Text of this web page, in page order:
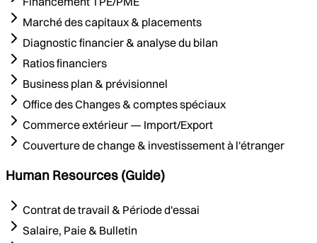
Marché des capitaux & placements
Diagnostic financier & analyse du bilan
Ratios financiers
Business plan & prévisionnel
Office des Changes & comptes spéciaux
Commerce extérieur — Import/Export
Couverture de change & investissement à l'étranger
Human Resources (Guide)
Contrat de travail & Période d'essai
Salaire, Paie & Bulletin